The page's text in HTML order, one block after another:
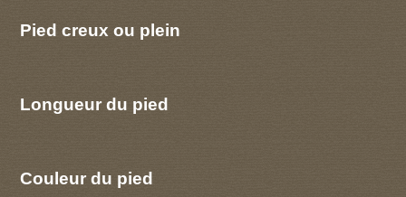
Pied creux ou plein
Longueur du pied
Couleur du pied